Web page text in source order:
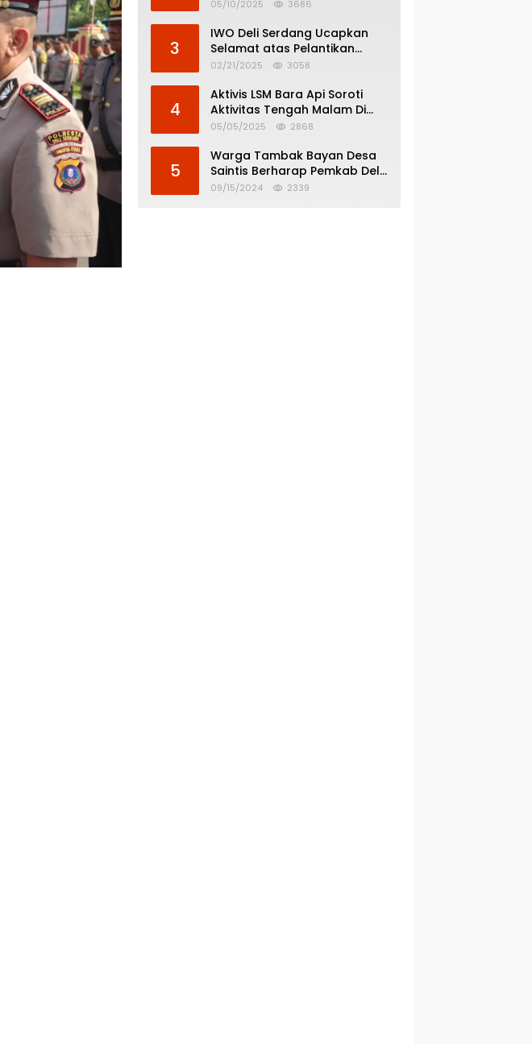
05/10/2025 3686
3
IWO Deli Serdang Ucapkan
Selamat atas Pelantikan
Bupati dan Wakil Bupati Deli
02/21/2025 3058
4
Aktivis LSM Bara Api Soroti
Aktivitas Tengah Malam Di
SPBU 14.213.228 Bandar Tinggi
05/05/2025 2868
5
Warga Tambak Bayan Desa
Saintis Berharap Pemkab Deli
Serdang Atasi Banjir
09/15/2024 2339